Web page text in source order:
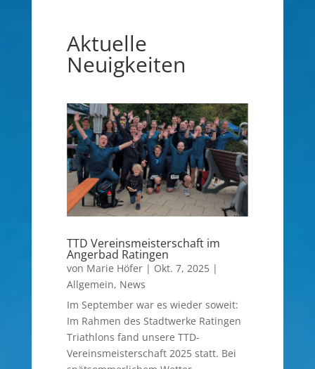
Aktuelle
Neuigkeiten
TTD Vereinsmeisterschaft im
Angerbad Ratingen
von Marie Höfer| Okt. 7, 2025|
Allgemein, News
Im September war es wieder soweit:
Im Rahmen des Stadtwerke Ratingen
Triathlons fand unsere TTD-
Vereinsmeisterschaft 2025 statt. Bei